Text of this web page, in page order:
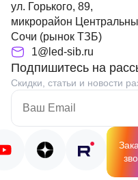
ул. Горького, 89,
микрорайон
Сочи (рынок ТЗБ)
1@led-sib.ru
Подпишитесь на
Скидки, статьи и новости